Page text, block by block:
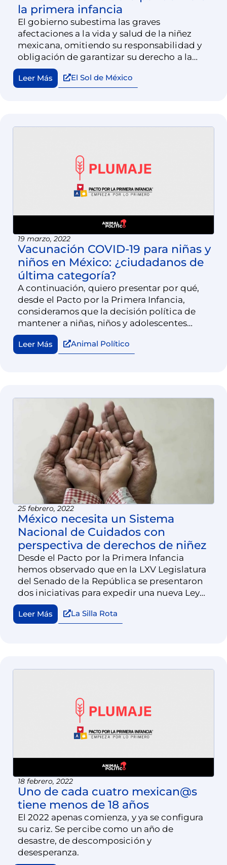
la primera infancia
El gobierno subestima las graves
afectaciones a la vida y salud de la niñez
mexicana, omitiendo su responsabilidad y
obligación de garantizar su derecho a la
salud, al excluirlos de la vacunación universal
contra el Covid-19.
Leer Más El Sol de México
19 marzo, 2022
Vacunación COVID-19 para niñas y
niños en México: ¿ciudadanos de
última categoría?
A continuación, quiero presentar por qué,
desde el Pacto por la Primera Infancia,
consideramos que la decisión política de
mantener a niñas, niños y adolescentes
menores de 15 años fuera del esquema de
vacunación COVID-19 es insostenible desde
Leer Más Animal Político
25 febrero, 2022
México necesita un Sistema
Nacional de Cuidados con
perspectiva de derechos de niñez
Desde el Pacto por la Primera Infancia
hemos observado que en la LXV Legislatura
del Senado de la República se presentaron
dos iniciativas para expedir una nueva Ley
General del Sistema Nacional de Cuidados.
Leer Más La Silla Rota
18 febrero, 2022
Uno de cada cuatro mexican@s
tiene menos de 18 años
El 2022 apenas comienza, y ya se configura
su cariz. Se percibe como un año de
desastre, de descomposición y
desesperanza.